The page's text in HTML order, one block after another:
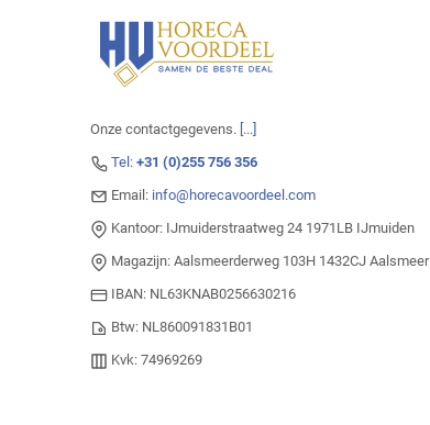
Onze contactgegevens. [...]
Tel: +31 (0)255 756 356
Email: info@horecavoordeel.com
Kantoor: IJmuiderstraatweg 24 1971LB IJmuiden
Magazijn: Aalsmeerderweg 103H 1432CJ Aalsmeer
IBAN: NL63KNAB0256630216
Btw: NL860091831B01
Kvk: 74969269